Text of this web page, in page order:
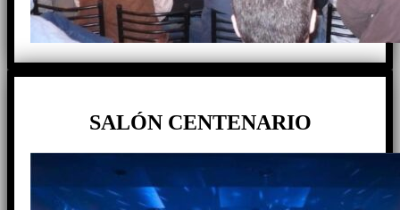
SALÓN CENTENARIO